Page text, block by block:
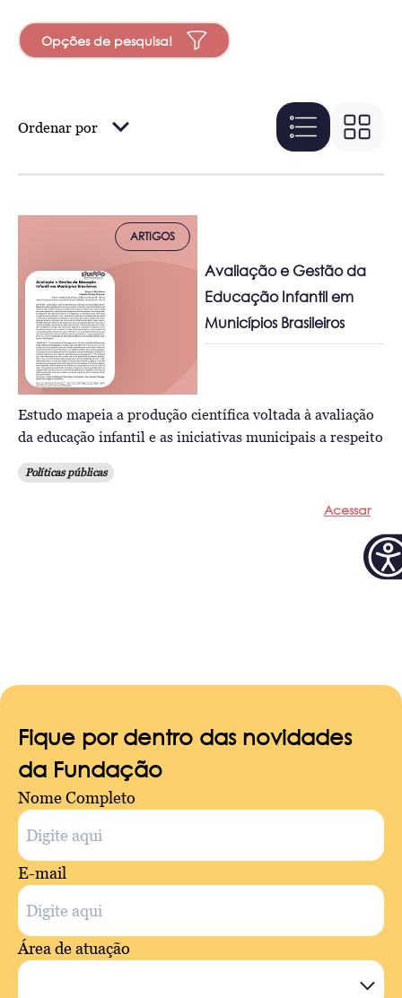
Opções de pesquisa!
Ordenar por
ARTIGOS
Avaliação e Gestão da
Educação Infantil em
Municípios Brasileiros
Estudo mapeia a produção científica voltada à avaliação
da educação infantil e as iniciativas municipais a respeito
Políticas públicas
Acessar
Fique por dentro das novidades
da Fundação
Nome Completo
E-mail
Área de atuação